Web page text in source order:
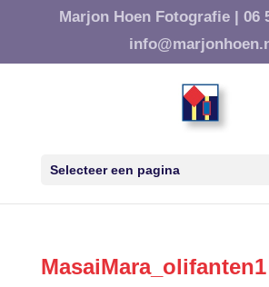
Marjon Hoen Fotografie | 06
Selecteer een pagina
MasaiMara_olifanten1